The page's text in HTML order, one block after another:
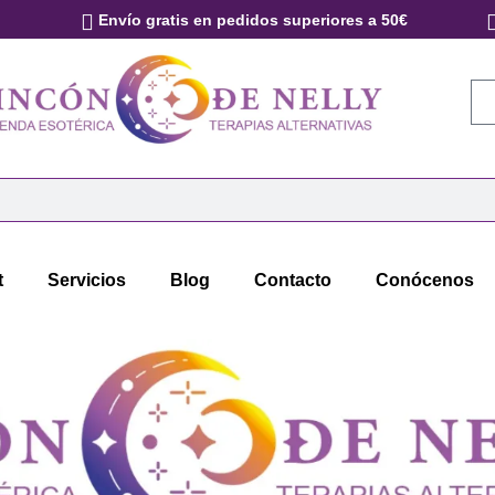
Envío gratis en pedidos superiores a 50€
Servicios Blog Contacto Conócenos